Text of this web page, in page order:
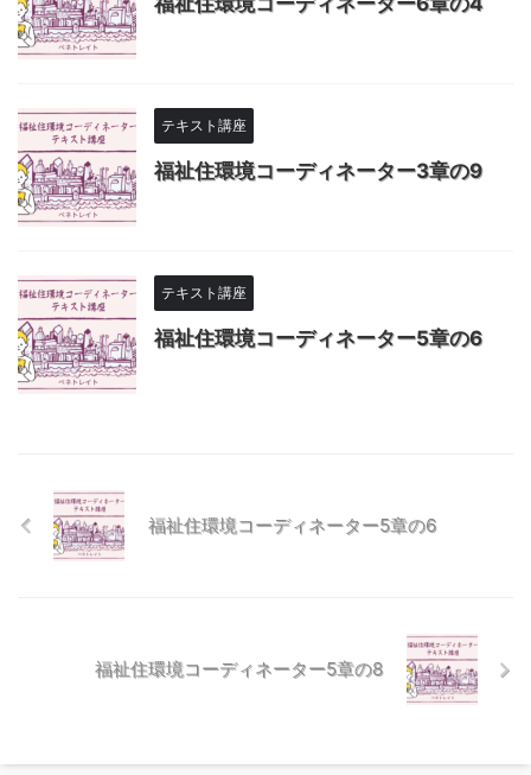
テキスト講座
福祉住環境コーディネーター3章の9
テキスト講座
福祉住環境コーディネーター5章の6
福祉住環境コーディネーター5章の6
福祉住環境コーディネーター5章の8